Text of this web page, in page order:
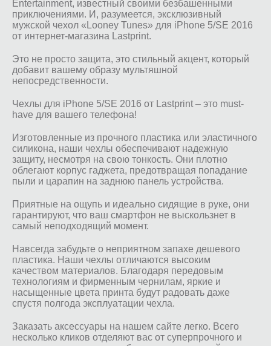
Entertainment, известный своими безбашенными
приключениями. И, разумеется, эксклюзивный
мужской чехол «Looney Tunes» для iPhone 5/SE 2016
от интернет-магазина Lastprint.
Это не просто защита, это стильный акцент, который
добавит вашему образу мультяшной
непосредственности.
Чехлы для iPhone 5/SE 2016 от Lastprint – это must-
have для вашего телефона!
Изготовленные из прочного пластика или эластичного
силикона, наши чехлы обеспечивают надежную
защиту, несмотря на свою тонкость. Они плотно
облегают корпус гаджета, предотвращая попадание
пыли и царапин на заднюю панель устройства.
Приятные на ощупь и идеально сидящие в руке, они
гарантируют, что ваш смартфон не выскользнет в
самый неподходящий момент.
Навсегда забудьте о неприятном запахе дешевого
пластика. Наши чехлы отличаются высоким
качеством материалов. Благодаря передовым
технологиям и фирменным чернилам, яркие и
насыщенные цвета принта будут радовать даже
спустя полгода эксплуатации чехла.
Заказать аксессуары на нашем сайте легко. Всего
несколько кликов отделяют вас от суперпрочного и